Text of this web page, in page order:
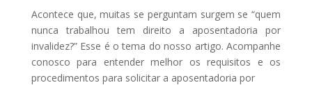
Acontece que, muitas se perguntam surgem se “quem
nunca trabalhou tem direito a aposentadoria por
invalidez?” Esse é o tema do nosso artigo. Acompanhe
conosco para entender melhor os requisitos e os
procedimentos para solicitar a aposentadoria por